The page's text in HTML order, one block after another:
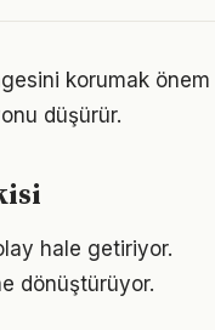
korumak önem
düşürür.
hale getiriyor.
dönüştürüyor.